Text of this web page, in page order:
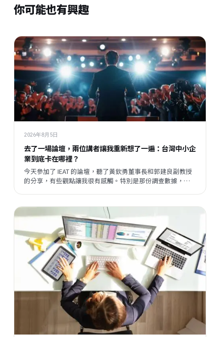
你可能也有興趣
2026年8月5日
去了一場論壇，兩位講者讓我重新想了一遍：台灣中小企
業到底卡在哪裡？
今天參加了 IEAT 的論壇，聽了黃欽勇董事長和郭建良副教授
的分享，有些觀點讓我很有感觸。特別是那份調查數據，把